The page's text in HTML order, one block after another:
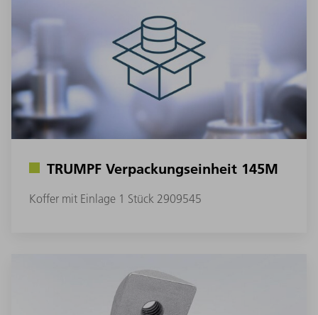
TRUMPF Verpackungseinheit 145M
Koffer mit Einlage 1 Stück 2909545